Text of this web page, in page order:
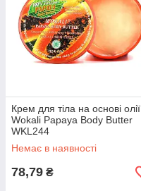
Крем для тіла на основі олії
Wokali Papaya Body Butter
WKL244
Немає в наявності
78,79 ₴